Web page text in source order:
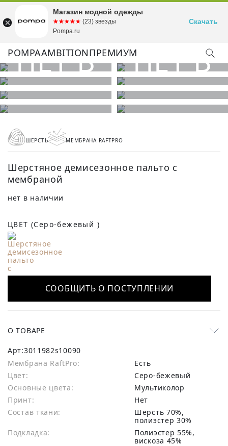
POMPAAMBITIONПРЕМИУМ
ШЕРСТЬ МЕМБРАНА RAFTPRO
Шерстяное демисезонное пальто с
мембраной
нет в наличии
ЦВЕТ (Серо-бежевый )
СООБЩИТЬ О ПОСТУПЛЕНИИ
О ТОВАРЕ
Арт:3011982s10090
Мембрана RaftPro:
есть
Цвет:
Серо-бежевый
Основные цвета:
мультиколор
Принт:
Нет
Состав ткани:
шерсть 70%,
полиэстер 30%
Подкладка:
Полиэстер 55%,
вискоза 45%
Магазин модной одежды
☆☆☆☆☆
★★★★★ (23) звезды
Pompa.ru
Скачать